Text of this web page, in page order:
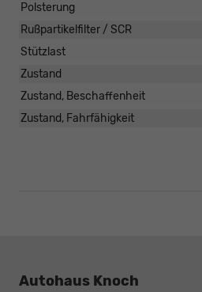
Polsterung
Rußpartikelfilter / SCR
Stützlast
Zustand
Zustand, Beschaffenheit
Zustand, Fahrfähigkeit
Autohaus Knoch